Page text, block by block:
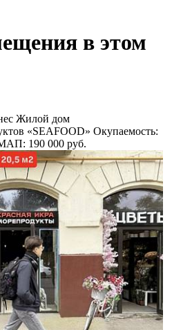
в этом
Жилой дом
«SEAFOOD» Окупаемость:
190 000 руб.